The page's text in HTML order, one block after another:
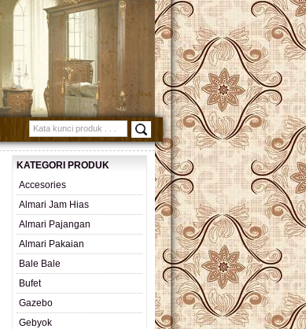
KATEGORI PRODUK
Accesories
Almari Jam Hias
Almari Pajangan
Almari Pakaian
Bale Bale
Bufet
Gazebo
Gebyok